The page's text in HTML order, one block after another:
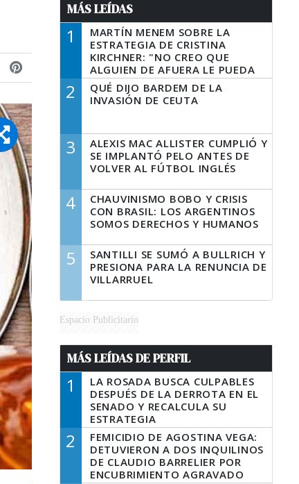
MÁS LEÍDAS
1
MARTÍN MENEM SOBRE LA
ESTRATEGIA DE CRISTINA
KIRCHNER: "NO CREO QUE
ALGUIEN DE AFUERA LE PUEDA
DECIR A LA JUSTICIA LO QUE
TIENE QUE HACER"
2
QUÉ DIJO BARDEM DE LA
INVASIÓN DE CEUTA
3
ALEXIS MAC ALLISTER CUMPLIÓ Y
SE IMPLANTÓ PELO ANTES DE
VOLVER AL FÚTBOL INGLÉS
4
CHAUVINISMO BOBO Y CRISIS
CON BRASIL: LOS ARGENTINOS
SOMOS DERECHOS Y HUMANOS
5
SANTILLI SE SUMÓ A BULLRICH Y
PRESIONA PARA LA RENUNCIA DE
VILLARRUEL
Espacio Publicitario
MÁS LEÍDAS DE PERFIL
1
LA ROSADA BUSCA CULPABLES
DESPUÉS DE LA DERROTA EN EL
SENADO Y RECALCULA SU
ESTRATEGIA
2
FEMICIDIO DE AGOSTINA VEGA:
DETUVIERON A DOS INQUILINOS
DE CLAUDIO BARRELIER POR
ENCUBRIMIENTO AGRAVADO